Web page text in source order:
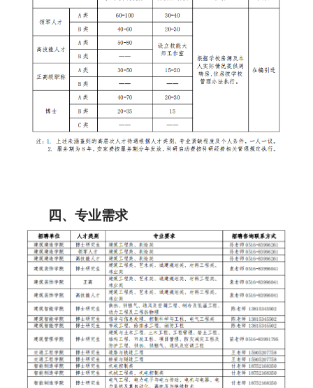
四、专业需求